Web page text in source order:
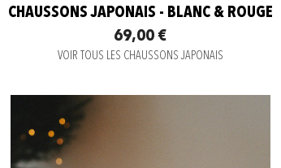
CHAUSSONS JAPONAIS - BLANC & ROUGE
69,00 €
VOIR TOUS LES CHAUSSONS JAPONAIS